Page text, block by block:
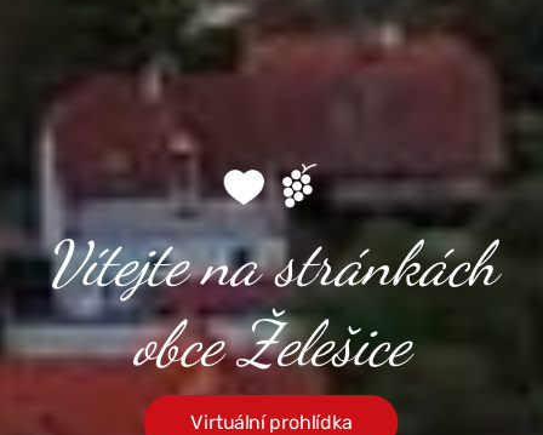
Vítejte na stránkách
obce Želešice
Virtuální prohlídka